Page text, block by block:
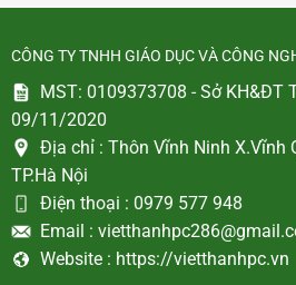
CÔNG TY TNHH GIÁO DỤC VÀ CÔNG
MST: 0109373708 - Sở KH&ĐT
09/11/2020
Địa chỉ : Thôn Vĩnh Ninh X.Vĩnh
TP.Hà Nội
Điện thoại : 0979 577 948
Email :
Website : https://vietthanhpc.vn